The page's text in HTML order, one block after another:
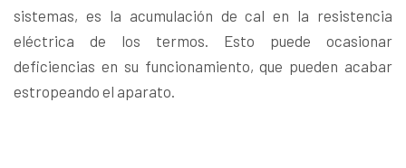
sistemas, es la acumulación de cal en la resistencia
eléctrica de los termos. Esto puede ocasionar
deficiencias en su funcionamiento, que pueden acabar
estropeando el aparato.